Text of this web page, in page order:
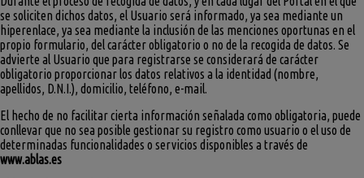
se soliciten dichos datos, el Usuario será informado, ya sea mediante un
hiperenlace, ya sea mediante la inclusión de las menciones oportunas en el
propio formulario, del carácter obligatorio o no de la recogida de datos. Se
advierte al Usuario que para registrarse se considerará de carácter
obligatorio proporcionar los datos relativos a la identidad (nombre,
apellidos, D.N.I.), domicilio, teléfono, e-mail.
El hecho de no facilitar cierta información señalada como obligatoria, puede
conllevar que no sea posible gestionar su registro como usuario o el uso de
determinadas funcionalidades o servicios disponibles a través de
www.ablas.es